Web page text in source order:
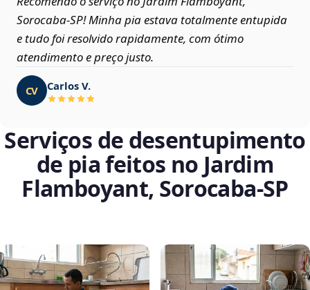
Sorocaba‑SP! Minha pia estava totalmente entupida
e tudo foi resolvido rapidamente, com ótimo
atendimento e preço justo.
CV Carlos V.
Serviços de desentupimento
de pia feitos no Jardim
Flamboyant, Sorocaba‑SP